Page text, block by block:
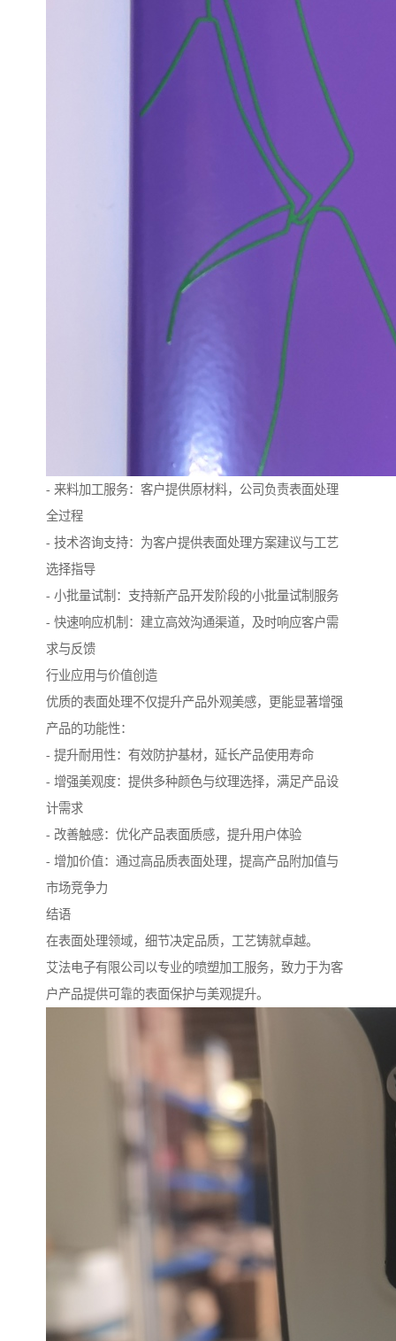
- 来料加工服务：客户提供原材料，公司负责表面处理
全过程
- 技术咨询支持：为客户提供表面处理方案建议与工艺
选择指导
- 小批量试制：支持新产品开发阶段的小批量试制服务
- 快速响应机制：建立高效沟通渠道，及时响应客户需
求与反馈
行业应用与价值创造
优质的表面处理不仅提升产品外观美感，更能显著增强
产品的功能性：
- 提升耐用性：有效防护基材，延长产品使用寿命
- 增强美观度：提供多种颜色与纹理选择，满足产品设
计需求
- 改善触感：优化产品表面质感，提升用户体验
- 增加价值：通过高品质表面处理，提高产品附加值与
市场竞争力
结语
在表面处理领域，细节决定品质，工艺铸就卓越。
艾法电子有限公司以专业的喷塑加工服务，致力于为客
户产品提供可靠的表面保护与美观提升。